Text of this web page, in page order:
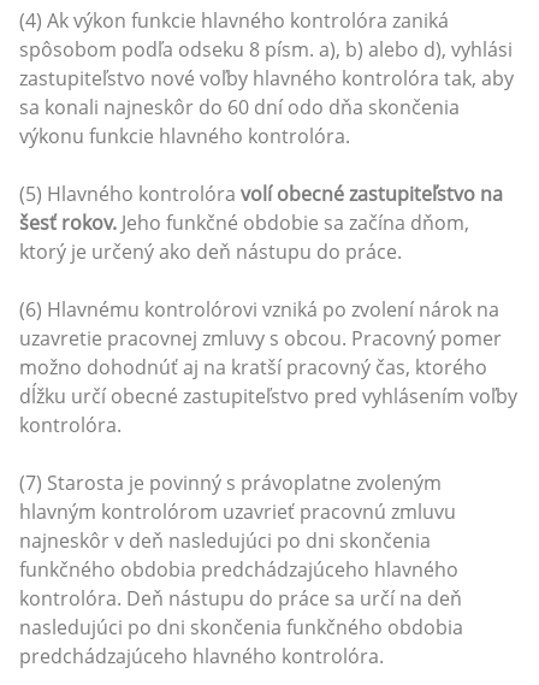
(4) Ak výkon funkcie hlavného kontrolóra zaniká
spôsobom podľa odseku 8 písm. a), b) alebo d), vyhlási
zastupiteľstvo nové voľby hlavného kontrolóra tak, aby
sa konali najneskôr do 60 dní odo dňa skončenia
výkonu funkcie hlavného kontrolóra.
(5) Hlavného kontrolóra volí obecné zastupiteľstvo na
šesť rokov. Jeho funkčné obdobie sa začína dňom,
ktorý je určený ako deň nástupu do práce.
(6) Hlavnému kontrolórovi vzniká po zvolení nárok na
uzavretie pracovnej zmluvy s obcou. Pracovný pomer
možno dohodnúť aj na kratší pracovný čas, ktorého
dĺžku určí obecné zastupiteľstvo pred vyhlásením voľby
kontrolóra.
(7) Starosta je povinný s právoplatne zvoleným
hlavným kontrolórom uzavrieť pracovnú zmluvu
najneskôr v deň nasledujúci po dni skončenia
funkčného obdobia predchádzajúceho hlavného
kontrolóra. Deň nástupu do práce sa určí na deň
nasledujúci po dni skončenia funkčného obdobia
predchádzajúceho hlavného kontrolóra.